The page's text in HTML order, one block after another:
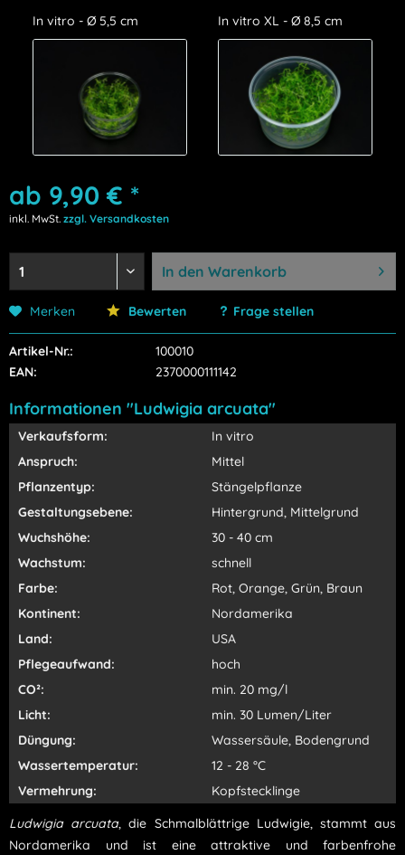
In vitro - Ø 5,5 cm In vitro XL - Ø 8,5 cm
ab 9,90 € *
inkl. MwSt. zzgl. Versandkosten
In den Warenkorb
Merken Bewerten Frage stellen
Artikel-Nr.:
100010
EAN:
2370000111142
Informationen "Ludwigia arcuata"
Verkaufsform:
In vitro
Anspruch:
Mittel
Pflanzentyp:
Stängelpflanze
Gestaltungsebene:
Hintergrund, Mittelgrund
Wuchshöhe:
30 - 40 cm
Wachstum:
schnell
Farbe:
Rot, Orange, Grün, Braun
Kontinent:
Nordamerika
Land:
USA
Pflegeaufwand:
hoch
CO²:
min. 20 mg/l
Licht:
min. 30 Lumen/Liter
Düngung:
Wassersäule, Bodengrund
Wassertemperatur:
12 - 28 °C
Vermehrung:
Kopfstecklinge
Ludwigia arcuata, die Schmalblättrige Ludwigie, stammt aus
Nordamerika und ist eine attraktive und farbenfrohe